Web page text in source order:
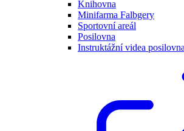
Knihovna
Minifarma Falbgery
Sportovní areál
Posilovna
Instruktážní videa